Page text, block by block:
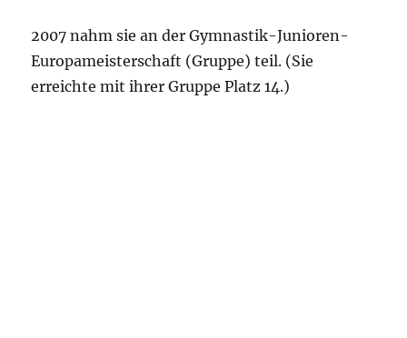
2007 nahm sie an der Gymnastik-Junioren-
Europameisterschaft (Gruppe) teil. (Sie
erreichte mit ihrer Gruppe Platz 14.)